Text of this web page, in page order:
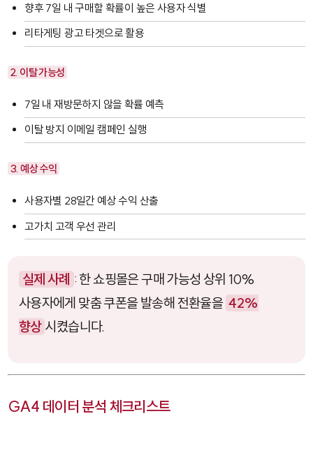
향후 7일 내 구매할 확률이 높은 사용자 식별
리타게팅 광고 타겟으로 활용
2. 이탈 가능성
7일 내 재방문하지 않을 확률 예측
이탈 방지 이메일 캠페인 실행
3. 예상 수익
사용자별 28일간 예상 수익 산출
고가치 고객 우선 관리
실제 사례 : 한 쇼핑몰은 구매 가능성 상위 10%
사용자에게 맞춤 쿠폰을 발송해 전환율을 42%
향상 시켰습니다.
GA4 데이터 분석 체크리스트